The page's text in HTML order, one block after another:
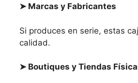
➤Marcas y Fabricantes
Si produces en serie, estas
calidad.
➤Boutiques y Tiendas